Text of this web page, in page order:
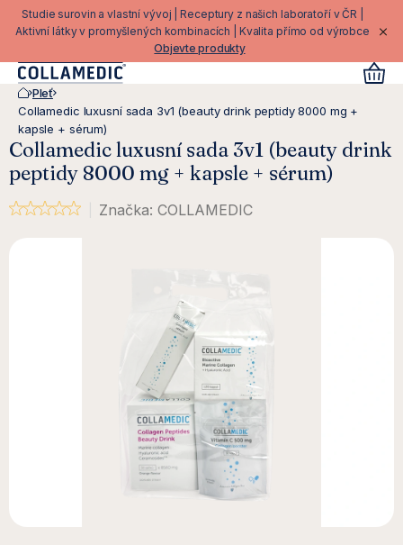
Přejít
na
Studie surovin a vlastní vývoj | Receptury z našich laboratoří v ČR |
Aktivní látky v promyšlených kombinacích | Kvalita přímo od výrobce
Objevte produkty
Domů
Pleť
Collamedic luxusní sada 3v1 (beauty drink peptidy 8000 mg +
kapsle + sérum)
Collamedic luxusní sada 3v1 (beauty drink
peptidy 8000 mg + kapsle + sérum)
Průměrné hodnocení produktu je 0,0 z 5 hvězdiček.
Značka:COLLAMEDIC